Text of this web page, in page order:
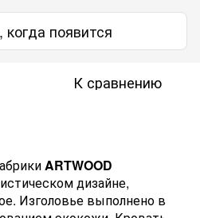
появится
К сравнению
ARTWOOD
дизайне,
Изголовье выполнено в